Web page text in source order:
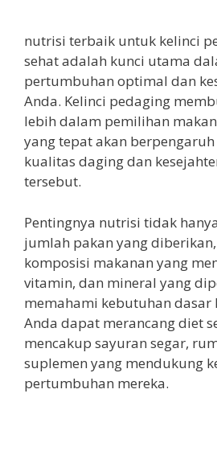
nutrisi terbaik untuk kelinci
sehat adalah kunci utama
pertumbuhan optimal dan
Anda. Kelinci pedaging
lebih dalam pemilihan
yang tepat akan
kualitas daging dan
tersebut.
Pentingnya nutrisi tidak
jumlah pakan yang
komposisi makanan yang
vitamin, dan mineral yang
memahami kebutuhan dasar
Anda dapat merancang diet
mencakup sayuran segar,
suplemen yang mendukung
pertumbuhan mereka.